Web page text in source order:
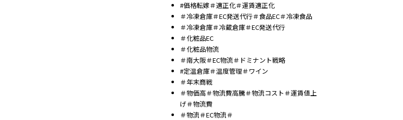
#価格転嫁＃適正化＃運賃適正化
＃冷凍倉庫＃EC発送代行＃食品EC＃冷凍食品
＃冷凍倉庫＃冷蔵倉庫＃EC発送代行
＃化粧品EC
＃化粧品物流
＃南大阪＃EC物流＃ドミナント戦略
#定温倉庫＃温度管理＃ワイン
＃年末商戦
＃物価高＃物流費高騰＃物流コスト＃運賃値上
げ＃物流費
＃物流＃EC物流＃